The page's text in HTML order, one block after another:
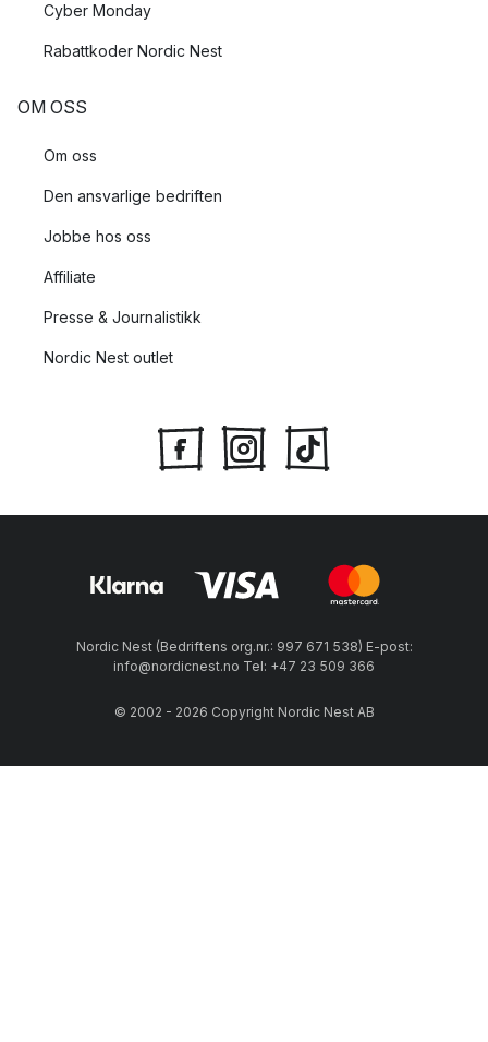
Cyber Monday
Rabattkoder Nordic Nest
OM OSS
Om oss
Den ansvarlige bedriften
Jobbe hos oss
Affiliate
Presse & Journalistikk
Nordic Nest outlet
Nordic Nest (Bedriftens org.nr.: 997 671 538) E-post:
info@nordicnest.no Tel: +47 23 509 366
© 2002 - 2026 Copyright Nordic Nest AB